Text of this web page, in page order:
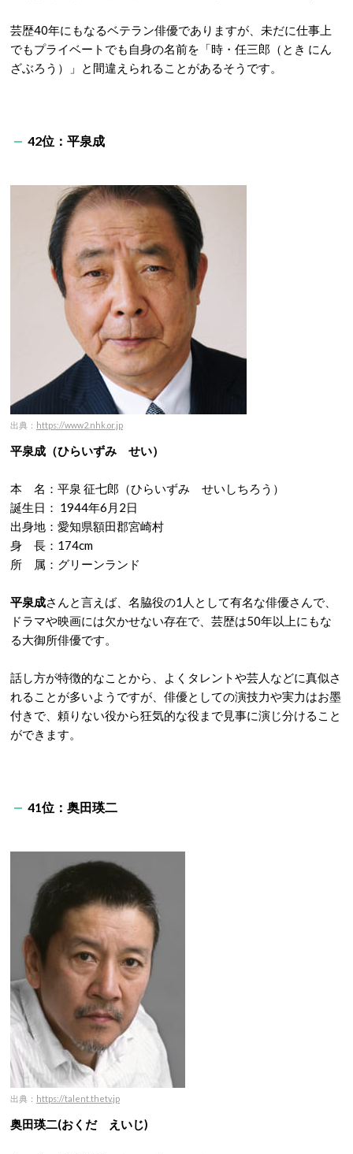
芸歴40年にもなるベテラン俳優でありますが、未だに仕事上
でもプライベートでも自身の名前を「時・任三郎（とき にん
ざぶろう）」と間違えられることがあるそうです。
42位：平泉成
出典： https://www2.nhk.or.jp
平泉成（ひらいずみ せい）
本 名：平泉 征七郎（ひらいずみ せいしちろう）
誕生日： 1944年6月2日
出身地：愛知県額田郡宮崎村
身 長：174cm
所 属：グリーンランド
平泉成さんと言えば、名脇役の1人として有名な俳優さんで、
ドラマや映画には欠かせない存在で、芸歴は50年以上にもな
る大御所俳優です。
話し方が特徴的なことから、よくタレントや芸人などに真似さ
れることが多いようですが、俳優としての演技力や実力はお墨
付きで、頼りない役から狂気的な役まで見事に演じ分けること
ができます。
41位：奥田瑛二
出典： https://talent.thetv.jp
奥田瑛二(おくだ えいじ)